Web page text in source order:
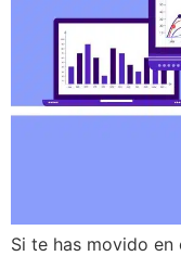
Si te has movido en